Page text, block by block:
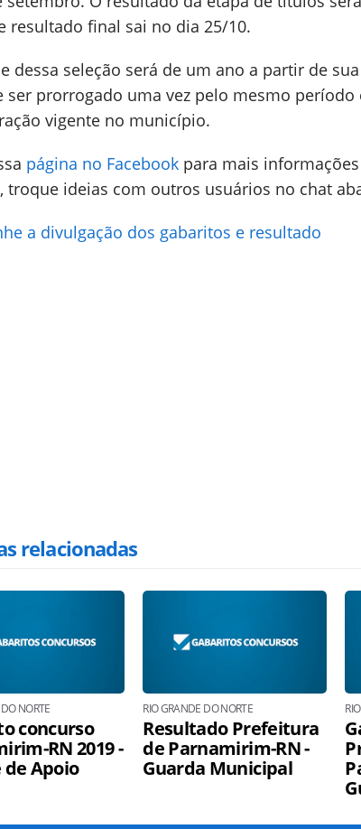
resultado final sai no dia 25/10.
dessa seleção será de um ano a partir de
ser prorrogado uma vez pelo mesmo período
vigente no município.
página no Facebook para mais
troque ideias com outros usuários no chat
a divulgação dos gabaritos e resultado
relacionadas
NORTE
concurso
RN 2019 -
Apoio
RIO GRANDE DO NORTE
Resultado Prefeitura
de Parnamirim-RN -
Guarda Municipal